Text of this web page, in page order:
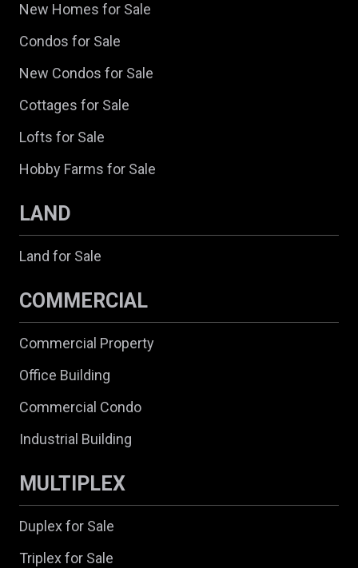
New Homes for Sale
Condos for Sale
New Condos for Sale
Cottages for Sale
Lofts for Sale
Hobby Farms for Sale
LAND
Land for Sale
COMMERCIAL
Commercial Property
Office Building
Commercial Condo
Industrial Building
MULTIPLEX
Duplex for Sale
Triplex for Sale